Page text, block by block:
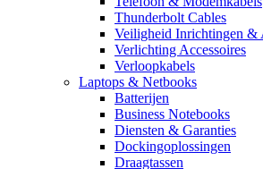
Thunderbolt Cables
Veiligheid Inrichtingen &
Verlichting Accessoires
Verloopkabels
Laptops & Netbooks
Batterijen
Business Notebooks
Diensten & Garanties
Dockingoplossingen
Draagtassen